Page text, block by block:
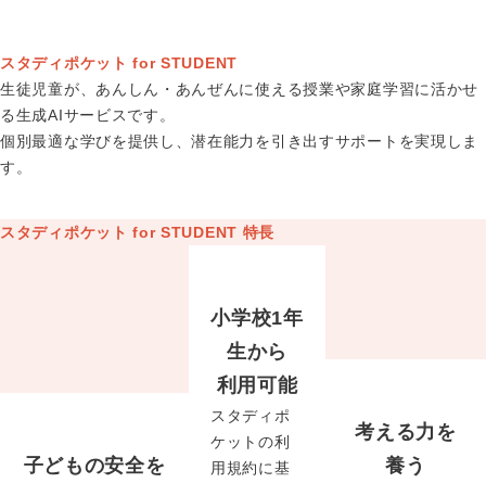
スタディポケット for STUDENT
生徒児童が、あんしん・あんぜんに使える授業や家庭学習に活かせ
る生成AIサービスです。
個別最適な学びを提供し、潜在能力を引き出すサポートを実現しま
す。
スタディポケット for STUDENT 特長
子どもの安全を
小学校1年
生から
利用可能
スタディポ
ケットの利
用規約に基
考える力を
養う